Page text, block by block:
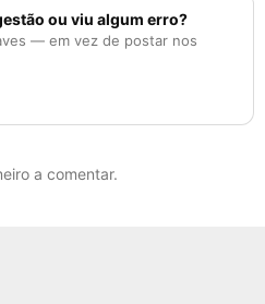
ou viu algum erro?
— em vez de postar nos
a comentar.